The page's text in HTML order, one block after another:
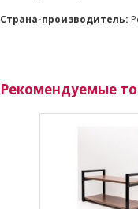
Страна-производитель:
Рекомендуемые